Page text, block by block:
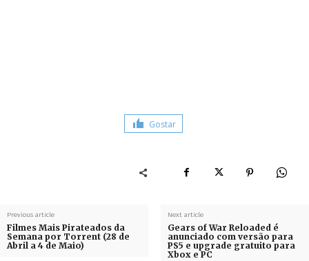
Gostar
Previous article
Filmes Mais Pirateados da
Semana por Torrent (28 de
Abril a 4 de Maio)
Next article
Gears of War Reloaded é
anunciado com versão para
PS5 e upgrade gratuito para
Xbox e PC